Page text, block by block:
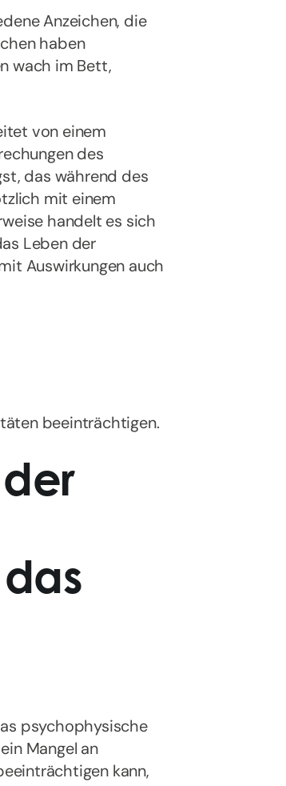
Anzeichen, die
haben
wach im Bett,
von einem
des
das während des
mit einem
handelt es sich
Leben der
Auswirkungen auch
beeinträchtigen.
psychophysische
Mangel an
kann,